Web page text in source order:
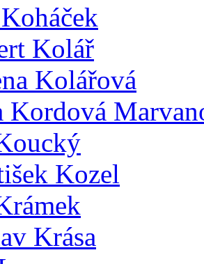
Kolář
Kolářová
Kordová
Kozel
Krása